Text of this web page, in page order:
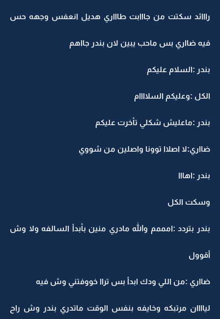
رااائد سكتت من جااابت طاااري هديل انعفس وجهه حس
فيه ضااري بس ماحب يبين لان بندر جااهم
بندر :السلام عليكم
الكل :وعليكم السلاااام
بندر :ماعليش شكلي تأخرت عليكم
ضااري:لا اصلاا توونا واصلين من شووي
بندر :اهااا
وسكت الكل
بندر بتردد :امممم والله مادري منين بأبدأ السالفه ولا وش
أقوول
ضااري :من اللي ودك ابدأ بس تراا خووفتني وش فيه
لياااان مرتبكه وخايفه بنفس الوقت ماتدري بندر وش راح